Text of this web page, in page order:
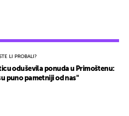
LI PROBALI?
oduševila ponuda u Primoštenu:
puno pametniji od nas"